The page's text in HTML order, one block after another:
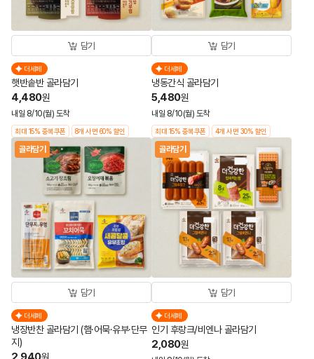
담기
더세페
햇반솥반 골라담기
4,480원
내일 8/10(월) 도착
최대 15% 중복쿠폰 8개 사면 60% 할인
담기
더세페
냉동간식 골라담기
5,480원
내일 8/10(월) 도착
최대 15% 중복쿠폰 4개 사면 30% 할인
골라담기
담기
더세페
냉장반찬 골라담기 (햄·어묵·유부·단무
지)
골라담기
담기
더세페
인기 후랑크/비엔나 골라담기
2,080원